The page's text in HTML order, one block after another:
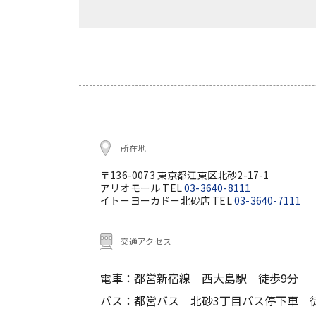
所在地
〒136-0073 東京都江東区北砂2-17-1
アリオモール TEL03-3640-8111
イトーヨーカドー北砂店 TEL03-3640-7111
交通アクセス
電車：都営新宿線 西大島駅 徒歩9分
バス：都営バス 北砂3丁目バス停下車